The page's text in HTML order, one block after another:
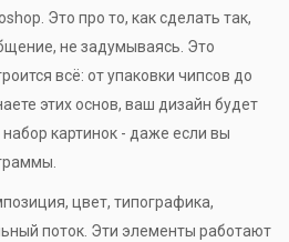
Это про то, как сделать так,
не задумываясь. Это
всё: от упаковки чипсов до
этих основ, ваш дизайн будет
картинок - даже если вы
цвет, типографика,
поток. Эти элементы работают